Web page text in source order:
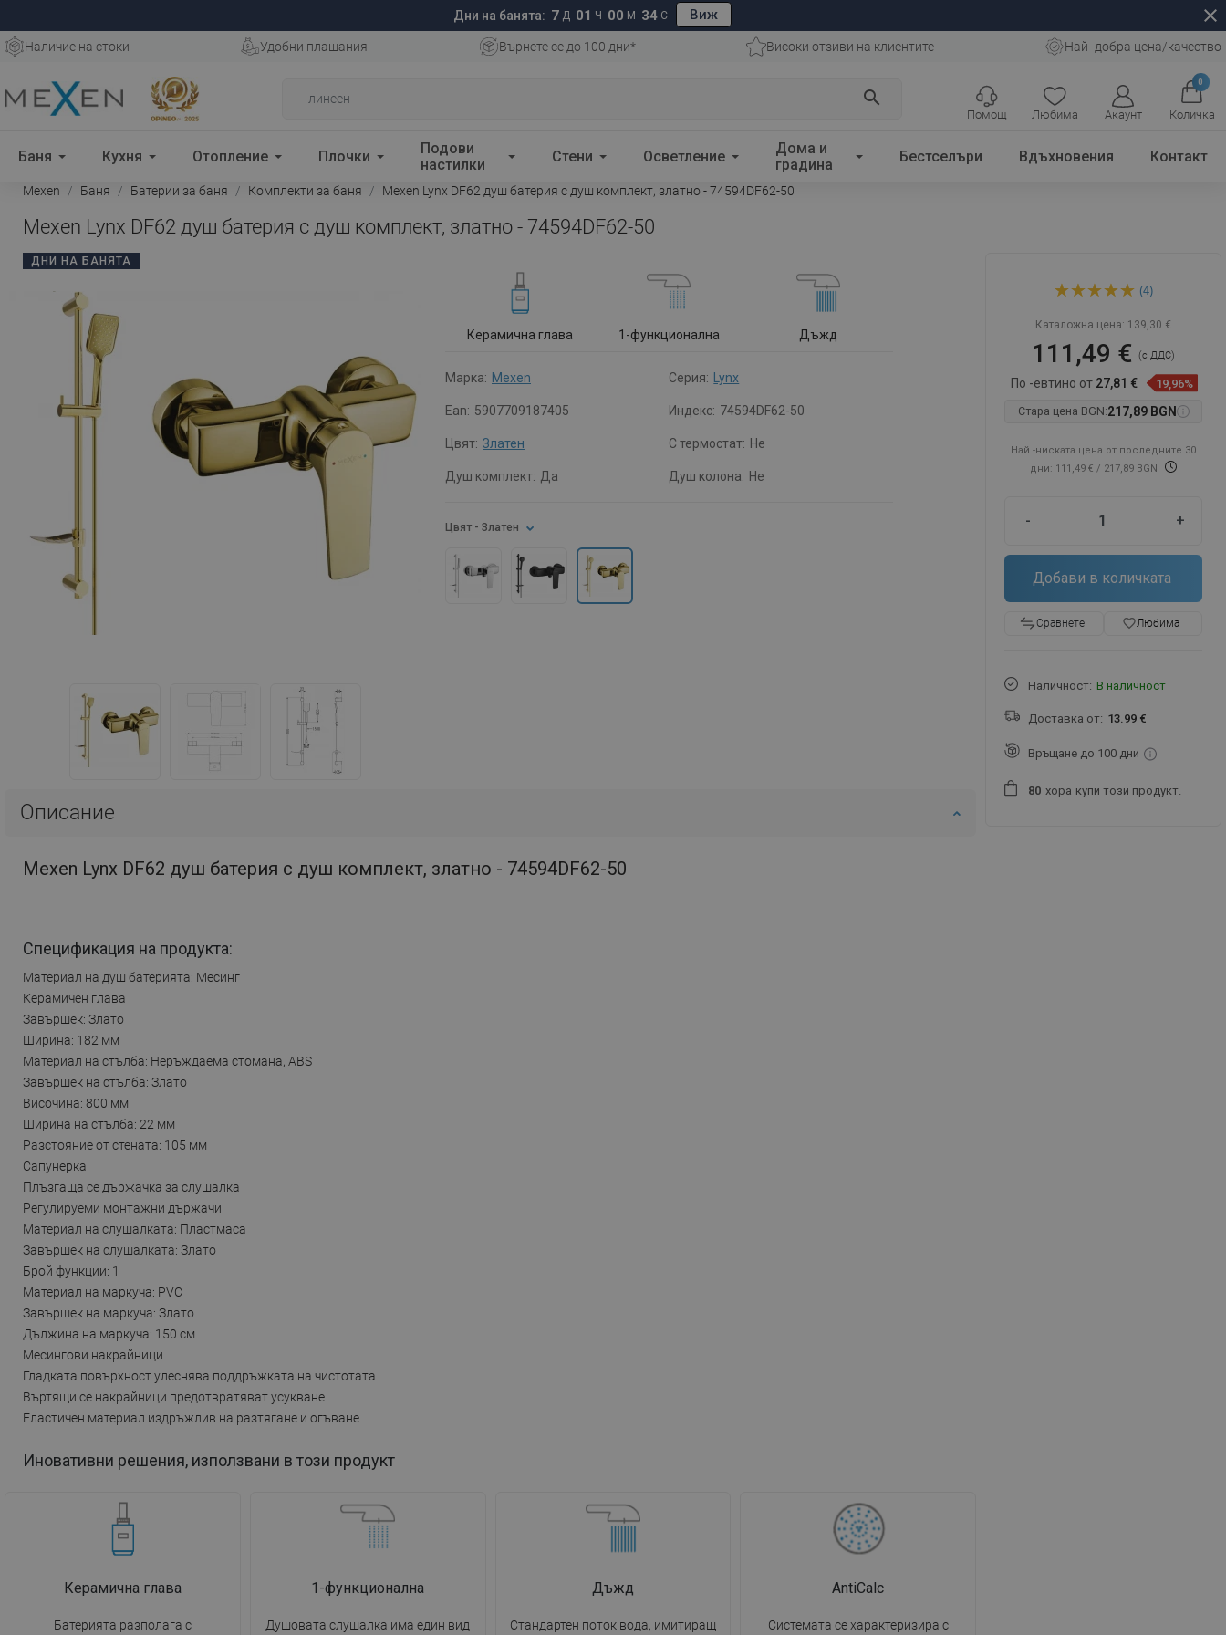
Дни на банята: 7 Д 01 Ч 00 М 34 С Виж close
Наличие на стоки Удобни плащания Върнете се до 100 дни* Високи отзиви на клиентите Най -добра цена/качество
search
Любима Акаунт
0
Количка
Помощ
Баня Кухня Отопление Плочки
Подови
настилки
Стени Осветление
Дома и
градина
Бестселъри Вдъхновения Контакт
Mexen Баня Батерии за баня Комплекти за баня Mexen Lynx DF62 душ батерия с душ комплект, златно - 74594DF62-50
Mexen Lynx DF62 душ батерия с душ комплект, златно - 74594DF62-50
ДНИ НА БАНЯТА
Керамична глава 1-функционална Дъжд
Марка: Mexen Серия: Lynx
Ean: 5907709187405 Индекс: 74594DF62-50
Цвят: Златен С термостат: Не
Душ комплект: Да Душ колона: Не
Цвят - Златен
Описание
Mexen Lynx DF62 душ батерия с душ комплект, златно - 74594DF62-50
Спецификация на продукта:
Материал на душ батерията: Месинг
Керамичен глава
Завършек: Злато
Ширина: 182 мм
Материал на стълба: Неръждаема стомана, ABS
Завършек на стълба: Злато
Височина: 800 мм
Ширина на стълба: 22 мм
Разстояние от стената: 105 мм
Сапунерка
Плъзгаща се държачка за слушалка
Регулируеми монтажни държачи
Материал на слушалката: Пластмаса
Завършек на слушалката: Злато
Брой функции: 1
Материал на маркуча: PVC
Завършек на маркуча: Злато
Дължина на маркуча: 150 см
Месингови накрайници
Гладката повърхност улеснява поддръжката на чистотата
Въртящи се накрайници предотвратяват усукване
Еластичен материал издръжлив на разтягане и огъване
Иновативни решения, използвани в този продукт
Керамична глава
Батерията разполага с
1-функционална
Душовата слушалка има един вид
Дъжд
Стандартен поток вода, имитиращ
AntiCalc
Системата се характеризира с
батерия с душ комплект,
(4)
Каталожна цена: 139,30 €
111,49 €(с ДДС)
По -евтино от 27,81 €
19,96%
Стара цена BGN:217,89 BGN
Най -ниската цена от последните 30
дни: 111,49 €/ 217,89 BGN
- +
Добави в количката
Сравнете favorite_borderЛюбима
Наличност: В наличност
Доставка от: 13.99 €
Връщане до 100 дни
80 хора купи този продукт.